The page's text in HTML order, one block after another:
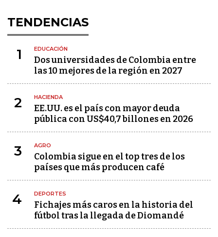
TENDENCIAS
1 EDUCACIÓN
Dos universidades de Colombia entre
las 10 mejores de la región en 2027
2 HACIENDA
EE.UU. es el país con mayor deuda
pública con US$40,7 billones en 2026
3 AGRO
Colombia sigue en el top tres de los
países que más producen café
4 DEPORTES
Fichajes más caros en la historia del
fútbol tras la llegada de Diomandé